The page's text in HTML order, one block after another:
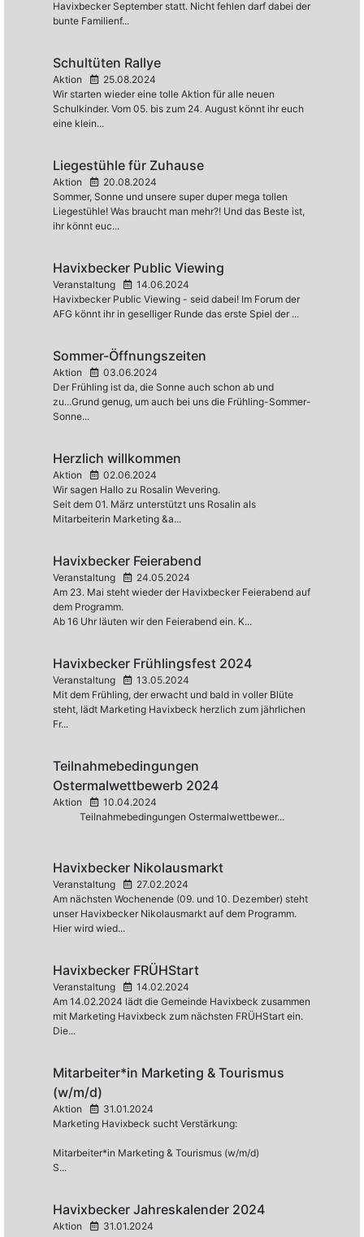
Havixbecker September statt. Nicht fehlen darf dabei der
bunte Familienf...
Schultüten Rallye
Aktion
25.08.2024
Wir starten wieder eine tolle Aktion für alle neuen
Schulkinder. Vom 05. bis zum 24. August könnt ihr euch
eine klein...
Liegestühle für Zuhause
Aktion
20.08.2024
Sommer, Sonne und unsere super duper mega tollen
Liegestühle! Was braucht man mehr?! Und das Beste ist,
ihr könnt euc...
Havixbecker Public Viewing
Veranstaltung
14.06.2024
Havixbecker Public Viewing - seid dabei! Im Forum der
AFG könnt ihr in geselliger Runde das erste Spiel der ...
Sommer-Öffnungszeiten
Aktion
03.06.2024
Der Frühling ist da, die Sonne auch schon ab und
zu...Grund genug, um auch bei uns die Frühling-Sommer-
Sonne...
Herzlich willkommen
Aktion
02.06.2024
Wir sagen Hallo zu Rosalin Wevering.
Seit dem 01. März unterstützt uns Rosalin als
Mitarbeiterin Marketing &a...
Havixbecker Feierabend
Veranstaltung
24.05.2024
Am 23. Mai steht wieder der Havixbecker Feierabend auf
dem Programm.
Ab 16 Uhr läuten wir den Feierabend ein. K...
Havixbecker Frühlingsfest 2024
Veranstaltung
13.05.2024
Mit dem Frühling, der erwacht und bald in voller Blüte
steht, lädt Marketing Havixbeck herzlich zum jährlichen
Fr...
Teilnahmebedingungen
Ostermalwettbewerb 2024
Aktion
10.04.2024
Teilnahmebedingungen Ostermalwettbewer...
Havixbecker Nikolausmarkt
Veranstaltung
27.02.2024
Am nächsten Wochenende (09. und 10. Dezember) steht
unser Havixbecker Nikolausmarkt auf dem Programm.
Hier wird wied...
Havixbecker FRÜHStart
Veranstaltung
14.02.2024
Am 14.02.2024 lädt die Gemeinde Havixbeck zusammen
mit Marketing Havixbeck zum nächsten FRÜHStart ein.
Die...
Mitarbeiter*in Marketing & Tourismus
(w/m/d)
Aktion
31.01.2024
Marketing Havixbeck sucht Verstärkung:
Mitarbeiter*in Marketing & Tourismus (w/m/d)
S...
Havixbecker Jahreskalender 2024
Aktion
31.01.2024